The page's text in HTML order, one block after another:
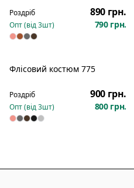
Роздріб 890 грн.
Опт (від3шт) 790 грн.
Флісовий костюм 775
Роздріб 900 грн.
Опт (від3шт) 800 грн.